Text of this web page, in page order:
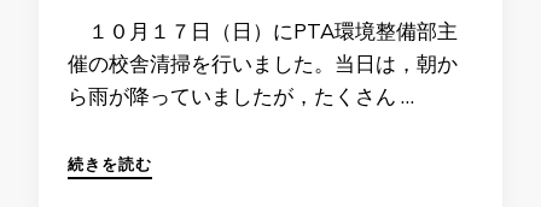
１０月１７日（日）にPTA環境整備部主
催の校舎清掃を行いました。当日は，朝か
ら雨が降っていましたが，たくさん …
続きを読む